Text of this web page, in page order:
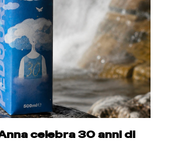
celebra 30 anni di